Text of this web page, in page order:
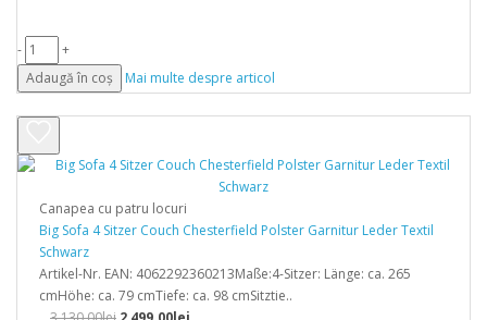
-
+
Adaugă în coș
Mai multe despre articol
Canapea cu patru locuri
Big Sofa 4 Sitzer Couch Chesterfield Polster Garnitur Leder Textil
Schwarz
Artikel-Nr. EAN: 4062292360213Maße:4-Sitzer: Länge: ca. 265
cmHöhe: ca. 79 cmTiefe: ca. 98 cmSitztie..